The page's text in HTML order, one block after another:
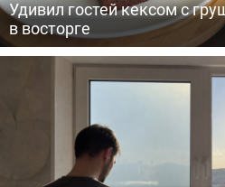
Удивил гостей кексом с
в восторге